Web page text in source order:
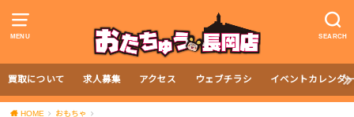
MENU SEARCH
買取について 求人募集 アクセス ウェブチラシ イベントカレンダ
HOME おもちゃ